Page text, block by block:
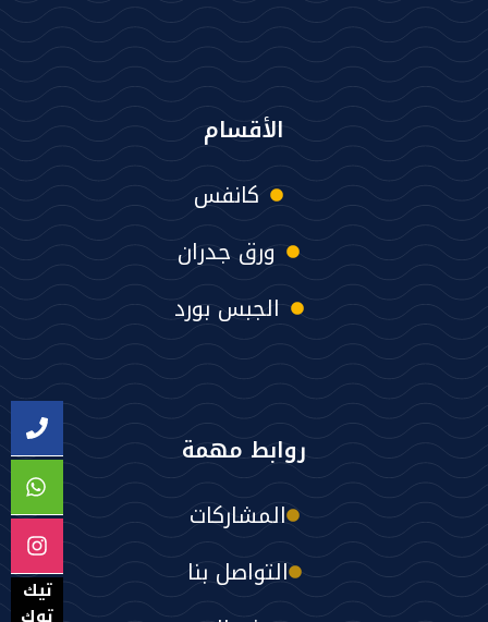
تيك
الأقسام
كانفس
ورق جدران
الجبس بورد
روابط مهمة
المشاركات
التواصل بنا